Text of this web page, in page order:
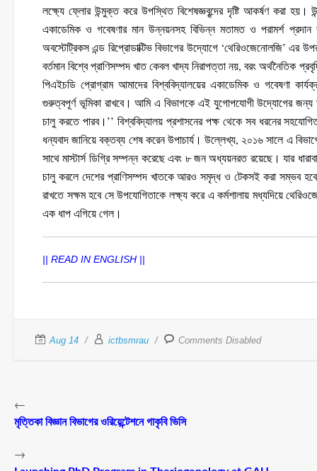
লক্ষ্যে ফ্লোর উন্মুক্ত করে উপস্থিত বিশেষজ্ঞবৃন্দের দৃষ্টি আকর্ষণ করা
একাডেমিক ও গবেষণার মান উন্নয়নসহ বিভিন্ন মতামত ও পরামর্শ
অবস্টেট্রিকস এন্ড রিপ্রোডাক্টিভ বিভাগের উদ্যোগে ‘থেরিওজেনোলজি’ এর
বর্তমান বিশ্বে প্রাণিসম্পদ খাত কেবল খাদ্য নিরাপত্তা নয়, বরং অর্থনৈতিক
পিএইচডি প্রোগ্রাম আমাদের বিশ্ববিদ্যালয়ের একাডেমিক ও গবেষণা
গুরুত্বপূর্ণ ভূমিকা রাখবে। আমি এ বিভাগকে এই যুগোপযোগী উদ্যোগের
চালু করতে পারব।’’ বিশ্ববিদ্যালয় প্রশাসনের পক্ষ থেকে সব ধরনের
ধন্যবাদ জানিয়ে বক্তব্য শেষ করেন উপাচার্য। উল্লেখ্য, ২০১৬ সালে এ
সাথে মাস্টার্স ডিগ্রি সম্পন্ন করেছে এবং ৮ জন অধ্যয়নরত রয়েছে। যার
চালু করলে দেশের প্রাণিসম্পদ খাতকে আরও সমৃদ্ধ ও টেকসই করা সম্ভব হবে
রাখতে সক্ষম হবে সে উপযোগিতাকে লক্ষ্য করে এ কর্মশালায় মধ্যদিয়ে
এক ধাপ এগিয়ে গেল।
|| READ IN ENGLISH ||
Aug 14 ictbsmrau Comments Disabled
←
মৃত্তিকা বিজ্ঞান বিভাগের ওরিয়েন্টেশনে গাকৃবি ভিসি
→